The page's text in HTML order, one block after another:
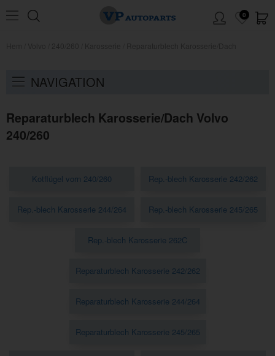
0
NAVIGATION
Reparaturblech Karosserie/Dach Volvo
240/260
Kotflügel vorn 240/260 Rep.-blech Karosserie 242/262
Rep.-blech Karosserie 244/264 Rep.-blech Karosserie 245/265
Rep.-blech Karosserie 262C
Reparaturblech Karosserie 242/262
Reparaturblech Karosserie 244/264
Reparaturblech Karosserie 245/265